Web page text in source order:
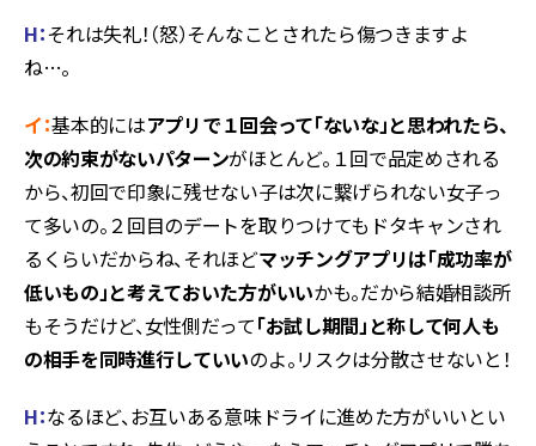
H：それは失礼！（怒）そんなことされたら傷つきますよ
ね…。
イ：基本的にはアプリで１回会って「ないな」と思われたら、
次の約束がないパターンがほとんど。１回で品定めされる
から、初回で印象に残せない子は次に繋げられない女子っ
て多いの。２回目のデートを取りつけてもドタキャンされ
るくらいだからね、それほどマッチングアプリは「成功率が
低いもの」と考えておいた方がいいかも。だから結婚相談所
もそうだけど、女性側だって「お試し期間」と称して何人も
の相手を同時進行していいのよ。リスクは分散させないと！
H：なるほど、お互いある意味ドライに進めた方がいいとい